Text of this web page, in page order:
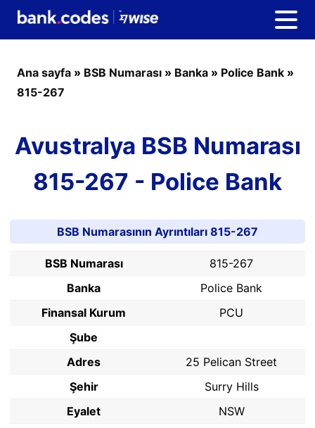
Ana sayfa » BSB Numarası » Banka » Police Bank »
815-267
Avustralya BSB Numarası
815-267 - Police Bank
BSB Numarasının Ayrıntıları 815-267
BSB Numarası
815-267
Banka
Police Bank
Finansal Kurum
PCU
Şube
Adres
25 Pelican Street
Şehir
Surry Hills
Eyalet
NSW